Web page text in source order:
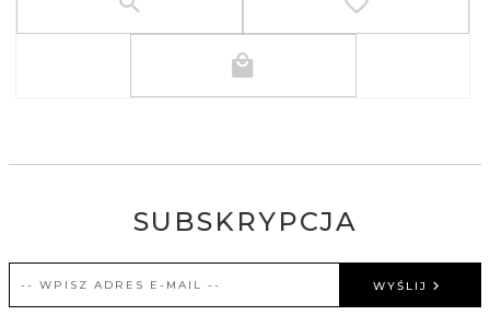
SUBSKRYPCJA
WYŚLIJ